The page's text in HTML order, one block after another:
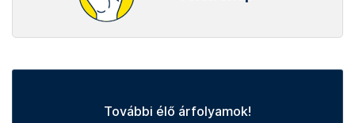
További élő árfolyamok!